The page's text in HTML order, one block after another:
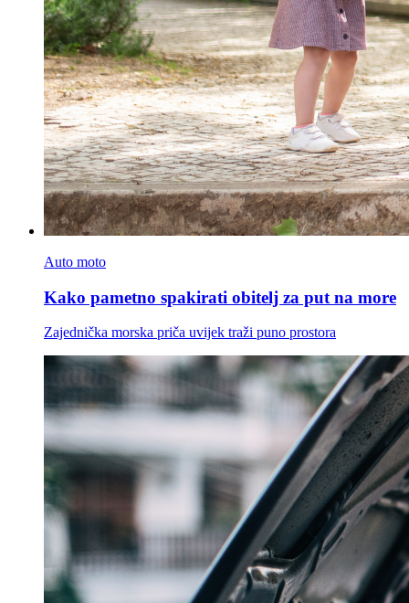
Auto moto
Kako pametno spakirati obitelj za put na more
Zajednička morska priča uvijek traži puno prostora